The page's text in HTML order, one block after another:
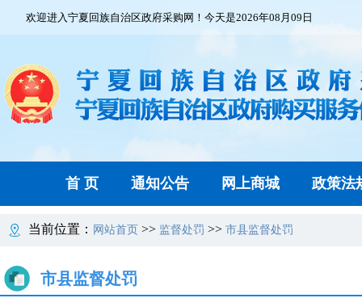
欢迎进入宁夏回族自治区政府采购网！今天是2026年08月09日
首 页 通知公告 网上商城 政策法
当前位置： 网站首页 >> 监督处罚 >> 市县监督处罚
市县监督处罚